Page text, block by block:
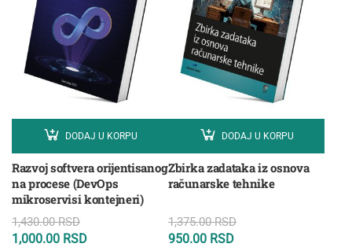
Razvoj softvera orijentisanog
na procese (DevOps
mikroservisi kontejneri)
1,430.00RSD
1,000.00 RSD
DODAJ U KORPU
Zbirka zadataka iz osnova
računarske tehnike
1,375.00RSD
950.00 RSD
DODAJ U KORPU